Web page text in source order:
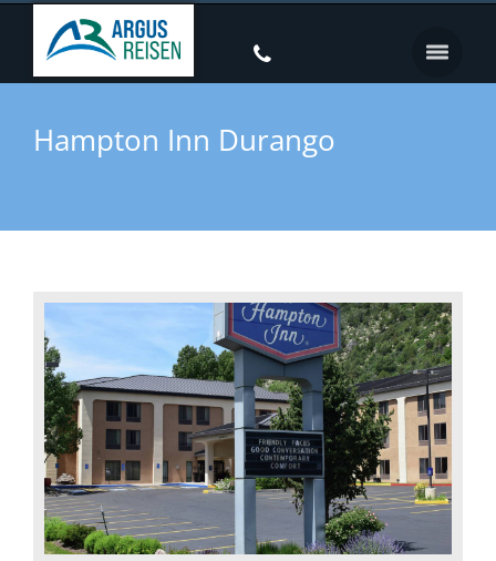
Hampton Inn Durango